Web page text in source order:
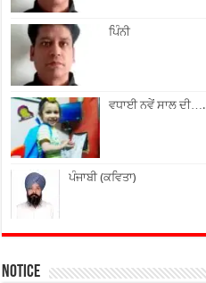
ਪਿੰਨੀ
ਵਧਾਈ ਨਵੇਂ ਸਾਲ ਦੀ….
ਪੰਜਾਬੀ (ਕਵਿਤਾ)
Notice